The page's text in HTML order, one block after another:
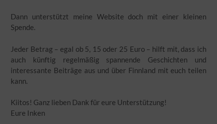
Dann unterstützt meine Website doch mit einer kleinen
Spende.
Jeder Betrag – egal ob 5, 15 oder 25 Euro – hilft mit, dass ich
auch künftig regelmäßig spannende Geschichten und
interessante Beiträge aus und über Finnland mit euch teilen
kann.
Kiitos! Ganz lieben Dank für eure Unterstützung!
Eure Inken